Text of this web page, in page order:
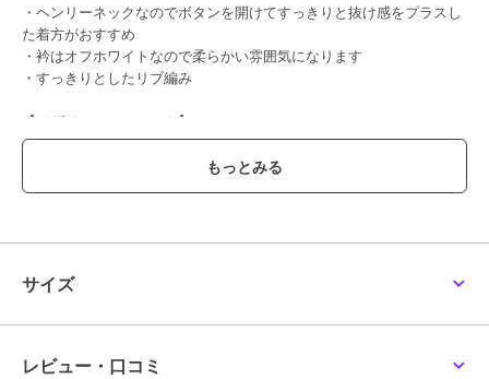
・ヘンリーネックなのでボタンを開けてすっきりと抜け感をプラスし
た着方がおすすめ
・衿はオフホワイトなので柔らかい雰囲気になります
・すっきりとしたリブ編み
【デザイン・シルエット】
ストーンと落ちるスッキリシルエット。程よいゆとりがあり楽に着用
テンションのあるリブ編みですが裏側ん違う編み方にしているので伸
【素材】
サラッとした素材感で、初夏や晩夏にもおすすめです！
チャコールやネイビーは定番で使いやすいです。
サイズ
レビュー・口コミ